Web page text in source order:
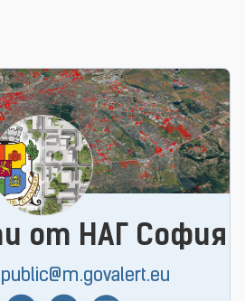
от НАГ София